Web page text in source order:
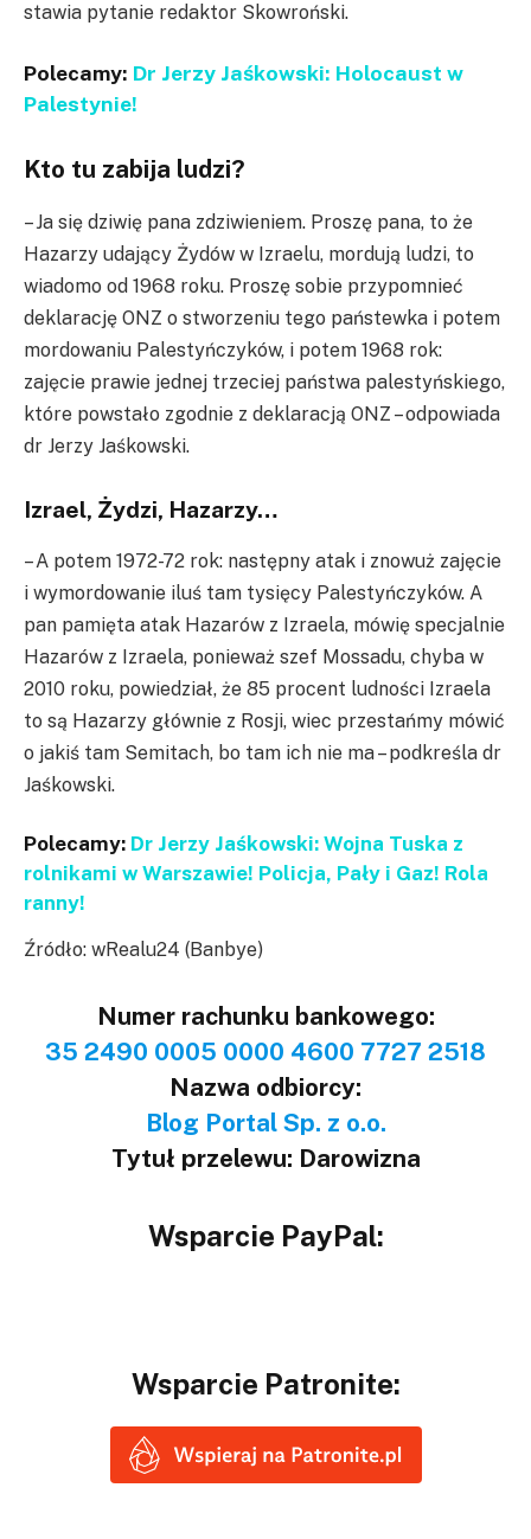
stawia pytanie redaktor Skowroński.
Polecamy: Dr Jerzy Jaśkowski: Holocaust w
Palestynie!
Kto tu zabija ludzi?
– Ja się dziwię pana zdziwieniem. Proszę pana, to że
Hazarzy udający Żydów w Izraelu, mordują ludzi, to
wiadomo od 1968 roku. Proszę sobie przypomnieć
deklarację ONZ o stworzeniu tego państewka i potem
mordowaniu Palestyńczyków, i potem 1968 rok:
zajęcie prawie jednej trzeciej państwa palestyńskiego,
które powstało zgodnie z deklaracją ONZ – odpowiada
dr Jerzy Jaśkowski.
Izrael, Żydzi, Hazarzy…
– A potem 1972-72 rok: następny atak i znowuż zajęcie
i wymordowanie iluś tam tysięcy Palestyńczyków. A
pan pamięta atak Hazarów z Izraela, mówię specjalnie
Hazarów z Izraela, ponieważ szef Mossadu, chyba w
2010 roku, powiedział, że 85 procent ludności Izraela
to są Hazarzy głównie z Rosji, wiec przestańmy mówić
o jakiś tam Semitach, bo tam ich nie ma – podkreśla dr
Jaśkowski.
Polecamy: Dr Jerzy Jaśkowski: Wojna Tuska z
rolnikami w Warszawie! Policja, Pały i Gaz! Rola
ranny!
Źródło: wRealu24 (Banbye)
Numer rachunku bankowego:
35 2490 0005 0000 4600 7727 2518
Nazwa odbiorcy:
Blog Portal Sp. z o.o.
Tytuł przelewu: Darowizna
Wsparcie PayPal:
Wsparcie Patronite: